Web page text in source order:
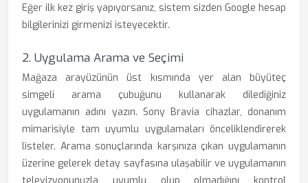
Eğer ilk kez giriş yapıyorsanız, sistem sizden Google hesap
bilgilerinizi girmenizi isteyecektir.
2. Uygulama Arama ve Seçimi
Mağaza arayüzünün üst kısmında yer alan büyüteç
simgeli arama çubuğunu kullanarak dilediğiniz
uygulamanın adını yazın. Sony Bravia cihazlar, donanım
mimarisiyle tam uyumlu uygulamaları önceliklendirerek
listeler. Arama sonuçlarında karşınıza çıkan uygulamanın
üzerine gelerek detay sayfasına ulaşabilir ve uygulamanın